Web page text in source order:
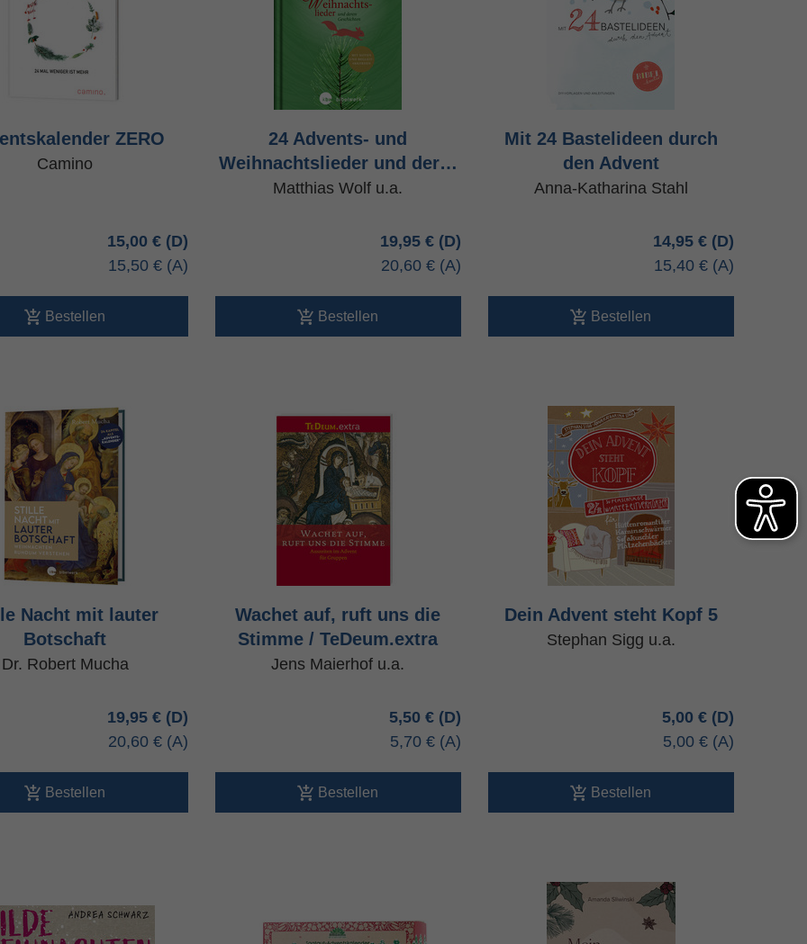
ZERO
Camino
15,00 €
15,50 €
Bestellen
24 Advents- und
Weihnachtslieder und der…
Matthias Wolf u.a.
19,95 €
20,60 €
Bestellen
Mit 24 Bastelideen durch
den Advent
Anna-Katharina Stahl
14,95 €
15,40 €
Bestellen
Nacht mit lauter
Botschaft
Dr. Robert Mucha
19,95 €
20,60 €
Bestellen
Wachet auf, ruft uns die
Stimme / TeDeum.extra
Jens Maierhof u.a.
5,50 €
5,70 €
Bestellen
Dein Advent steht Kopf 5
Stephan Sigg u.a.
5,00 €
5,00 €
Bestellen